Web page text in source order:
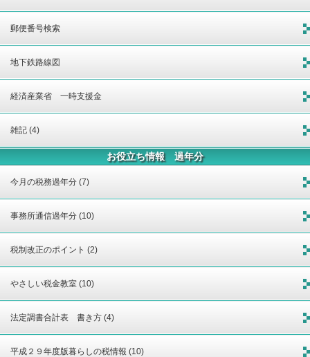
郵便番号検索
地下鉄路線図
経済産業省 一時支援金
雑記 (4)
お役立ち情報 過年分
今月の税務過年分 (7)
事務所通信過年分 (10)
税制改正のポイント (2)
やさしい税金教室 (10)
法定調書合計表 書き方 (4)
平成２９年度版暮らしの税情報 (10)